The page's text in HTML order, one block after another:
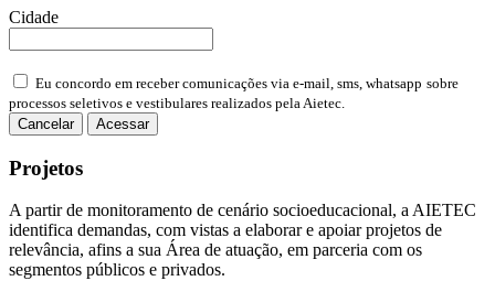
Cidade
Eu concordo em receber comunicações via e-mail, sms, whatsapp sobre
processos seletivos e vestibulares realizados pela Aietec.
Cancelar
Acessar
Projetos
A partir de monitoramento de cenário socioeducacional, a AIETEC
identifica demandas, com vistas a elaborar e apoiar projetos de
relevância, afins a sua Área de atuação, em parceria com os
segmentos públicos e privados.